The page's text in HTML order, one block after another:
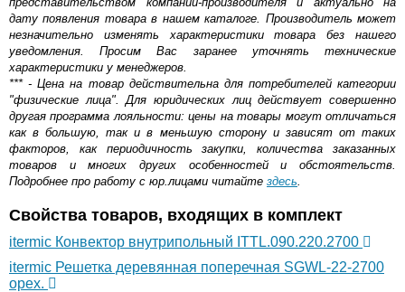
дату появления товара в нашем каталоге. Производитель может
незначительно изменять характеристики товара без нашего
уведомления. Просим Вас заранее уточнять технические
характеристики у менеджеров.
*** - Цена на товар действительна для потребителей категории
"физические лица". Для юридических лиц действует совершенно
другая программа лояльности: цены на товары могут отличаться
как в большую, так и в меньшую сторону и зависят от таких
факторов, как периодичность закупки, количества заказанных
товаров и многих других особенностей и обстоятельств.
Подробнее про работу с юр.лицами читайте здесь.
Свойства товаров, входящих в комплект
itermic Конвектор внутрипольный ITTL.090.220.2700
itermic Решетка деревянная поперечная SGWL-22-2700
орех.